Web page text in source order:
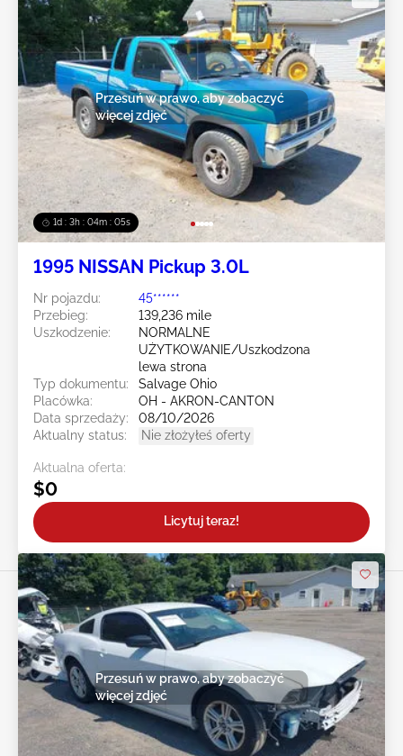
1d : 3h : 04m : 02s
Przesuń w prawo, aby zobaczyć
więcej zdjęć
1995 NISSAN Pickup 3.0L
Nr pojazdu:
45******
Przebieg:
139,236 mile
Uszkodzenie:
NORMALNE
UŻYTKOWANIE/Uszkodzona
lewa strona
Typ dokumentu:
Salvage Ohio
Placówka:
OH - AKRON-CANTON
Data sprzedaży:
08/10/2026
Aktualny status:
Nie złożyłeś oferty
Aktualna oferta:
$0
Licytuj teraz!
Przesuń w prawo, aby zobaczyć
więcej zdjęć